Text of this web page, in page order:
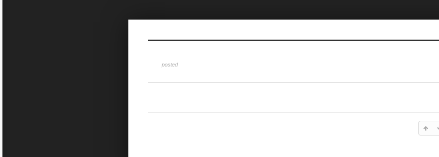
posted
Sketchbook5, 스케치북5
Sketchbook5, 스케치북5